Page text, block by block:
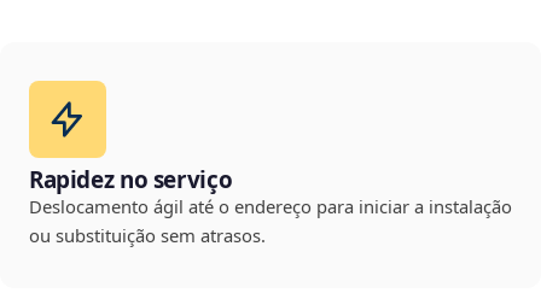
Rapidez no serviço
Deslocamento ágil até o endereço para iniciar a instalação
ou substituição sem atrasos.